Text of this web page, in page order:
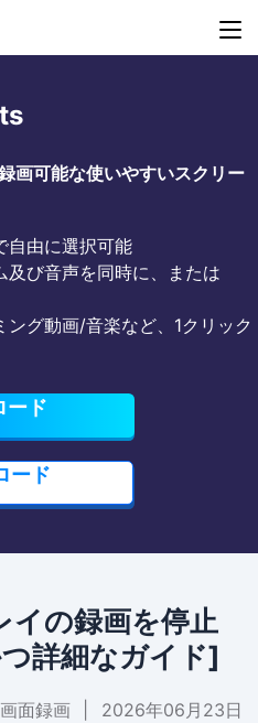
画可能な使いやすいスクリー
自由に選択可能
及び音声を同時に、または
グ動画/音楽など、1クリック
ード
ード
イの録画を停止
詳細なガイド]
面録画
2026年06月23日